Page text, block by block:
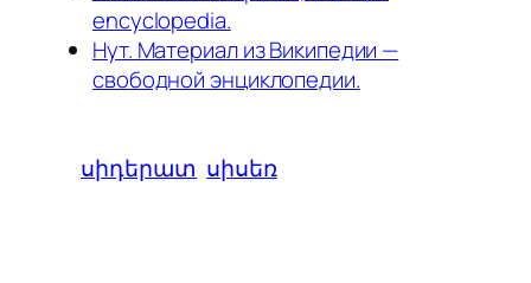
encyclopedia.
Нут. Материал из Википедии —
свободной энциклопедии.
սիդերատ սիսեռ